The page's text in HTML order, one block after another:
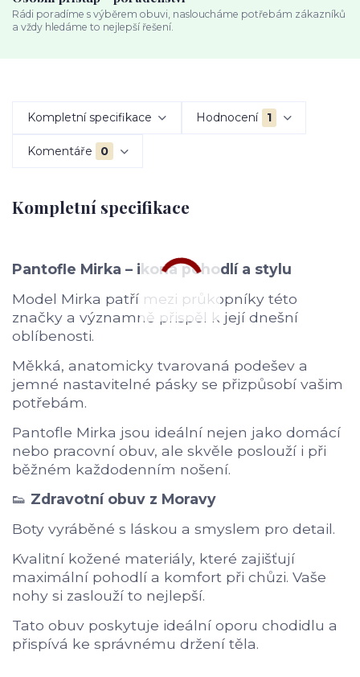
Rádi poradíme s výběrem obuvi, nasloucháme potřebám zákazníků
a vždy hledáme to nejlepší řešení.
Kompletní specifikace Hodnocení 1
Komentáře 0
Kompletní specifikace
Pantofle Mirka – ikona pohodlí a stylu
Model Mirka patří mezi průkopníky této
značky a významně přispěl k její dnešní
oblíbenosti.
Měkká, anatomicky tvarovaná podešev a
jemné nastavitelné pásky se přizpůsobí vašim
potřebám.
Pantofle Mirka jsou ideální nejen jako domácí
nebo pracovní obuv, ale skvěle poslouží i při
běžném každodenním nošení.
👟 Zdravotní obuv z Moravy
Boty vyráběné s láskou a smyslem pro detail.
Kvalitní kožené materiály, které zajišťují
maximální pohodlí a komfort při chůzi. Vaše
nohy si zaslouží to nejlepší.
Tato obuv poskytuje ideální oporu chodidlu a
přispívá ke správnému držení těla.